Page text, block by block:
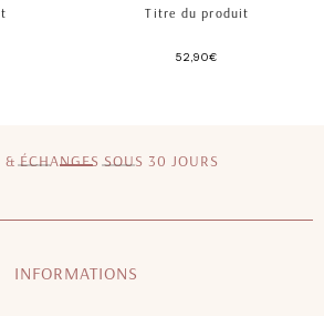
Titre du produit
52,90€
& ÉCHANGES SOUS 30 JOURS
INFORMATIONS